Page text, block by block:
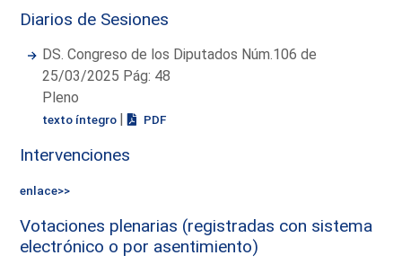
Diarios de Sesiones
DS. Congreso de los Diputados Núm.106 de
25/03/2025 Pág: 48
Pleno
texto íntegro | PDF
Intervenciones
enlace>>
Votaciones plenarias (registradas con sistema
electrónico o por asentimiento)